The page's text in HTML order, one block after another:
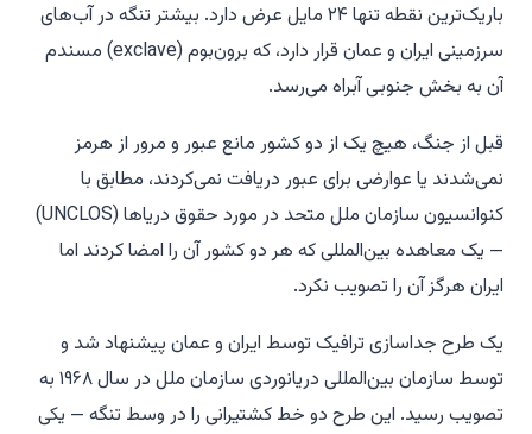
باریک‌ترین نقطه تنها ۲۴ مایل عرض دارد. بیشتر تنگه در آب‌های
سرزمینی ایران و عمان قرار دارد، که برون‌بوم (exclave) مسندم
آن به بخش جنوبی آبراه می‌رسد.
قبل از جنگ، هیچ یک از دو کشور مانع عبور و مرور از هرمز
نمی‌شدند یا عوارضی برای عبور دریافت نمی‌کردند، مطابق با
کنوانسیون سازمان ملل متحد در مورد حقوق دریاها (UNCLOS)
— یک معاهده بین‌المللی که هر دو کشور آن را امضا کردند اما
ایران هرگز آن را تصویب نکرد.
یک طرح جداسازی ترافیک توسط ایران و عمان پیشنهاد شد و
توسط سازمان بین‌المللی دریانوردی سازمان ملل در سال ۱۹۶۸ به
تصویب رسید. این طرح دو خط کشتیرانی را در وسط تنگه — یکی